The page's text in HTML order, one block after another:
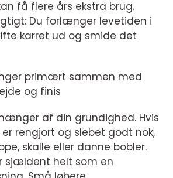
få flere års ekstra brug.
Du forlænger levetiden i
karret ud og smide det
primært sammen med
og finis
af din grundighed. Hvis
rengjort og slebet godt nok,
skalle eller danne bobler.
sjældent helt som en